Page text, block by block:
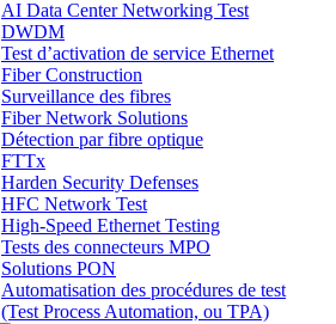
AI Data Center Networking Test
DWDM
Test d’activation de service Ethernet
Fiber Construction
Surveillance des fibres
Fiber Network Solutions
Détection par fibre optique
FTTx
Harden Security Defenses
HFC Network Test
High-Speed Ethernet Testing
Tests des connecteurs MPO
Solutions PON
Automatisation des procédures de test
(Test Process Automation, ou TPA)